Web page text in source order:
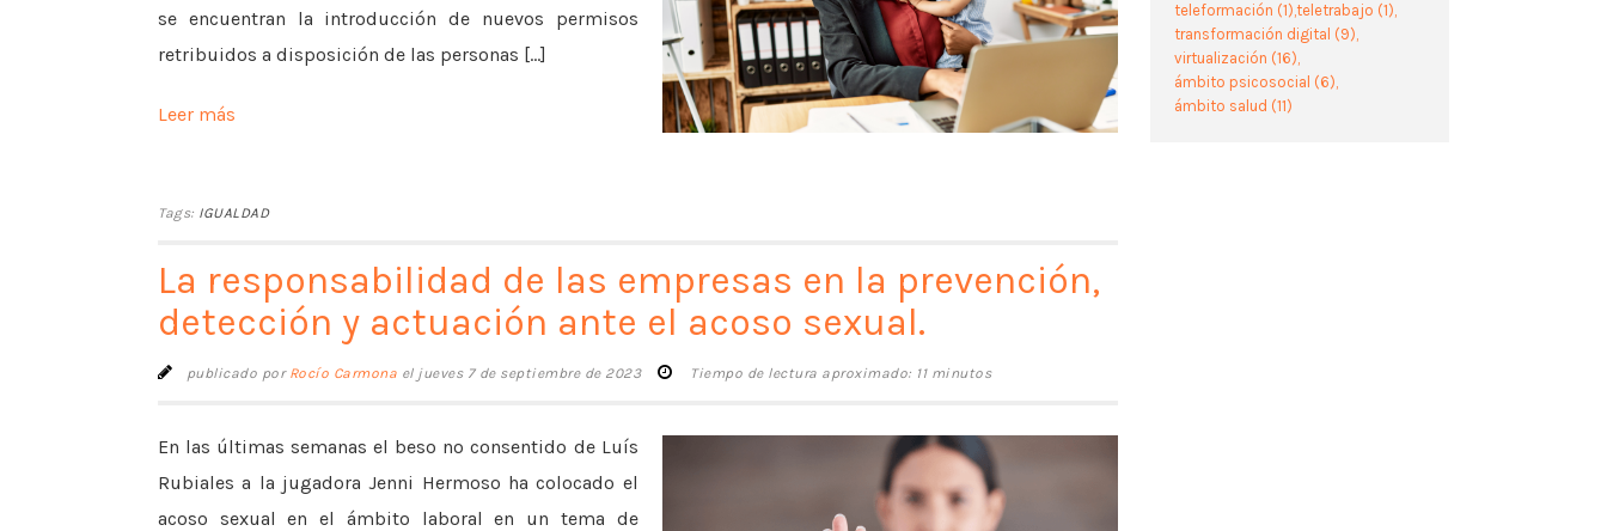
se encuentran la introducción de nuevos permisos
retribuidos a disposición de las personas [...]
Leer más
Tags: IGUALDAD
La responsabilidad de las empresas en la prevención,
detección y actuación ante el acoso sexual.
publicado por Rocío Carmona el jueves 7 de septiembre de 2023 Tiempo de lectura aproximado: 11 minutos
En las últimas semanas el beso no consentido de Luís
Rubiales a la jugadora Jenni Hermoso ha colocado el
acoso sexual en el ámbito laboral en un tema de
teleformación (1) teletrabajo (1)
transformación digital (9)
virtualización (16)
ámbito psicosocial (6)
ámbito salud (11)